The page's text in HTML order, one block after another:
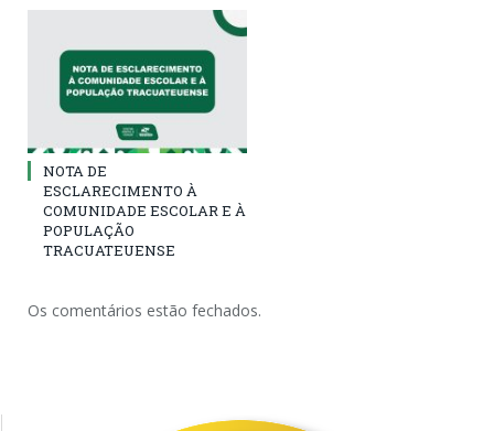
NOTA DE
ESCLARECIMENTO À
COMUNIDADE ESCOLAR E À
POPULAÇÃO
TRACUATEUENSE
Os comentários estão fechados.